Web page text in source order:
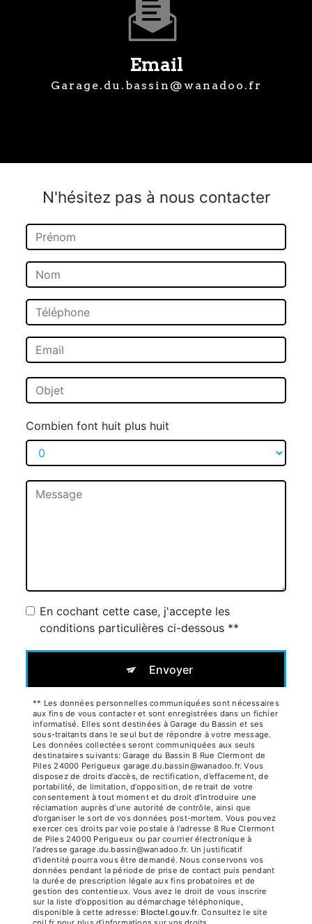
Email
garage.du.bassin@wanadoo.fr
N'hésitez pas à nous contacter
Combien font huit plus huit
En cochant cette case, j'accepte les
conditions particulières ci-dessous **
Envoyer
** Les données personnelles communiquées sont nécessaires
aux fins de vous contacter et sont enregistrées dans un fichier
informatisé. Elles sont destinées à Garage du Bassin et ses
sous-traitants dans le seul but de répondre à votre message.
Les données collectées seront communiquées aux seuls
destinataires suivants: Garage du Bassin 8 Rue Clermont de
Piles 24000 Perigueux garage.du.bassin@wanadoo.fr. Vous
disposez de droits d’accès, de rectification, d’effacement, de
portabilité, de limitation, d’opposition, de retrait de votre
consentement à tout moment et du droit d’introduire une
réclamation auprès d’une autorité de contrôle, ainsi que
d’organiser le sort de vos données post-mortem. Vous pouvez
exercer ces droits par voie postale à l'adresse 8 Rue Clermont
de Piles 24000 Perigueux ou par courrier électronique à
l'adresse garage.du.bassin@wanadoo.fr. Un justificatif
d'identité pourra vous être demandé. Nous conservons vos
données pendant la période de prise de contact puis pendant
la durée de prescription légale aux fins probatoires et de
gestion des contentieux. Vous avez le droit de vous inscrire
sur la liste d'opposition au démarchage téléphonique,
disponible à cette adresse:
Bloctel.gouv.fr. Consultez le site